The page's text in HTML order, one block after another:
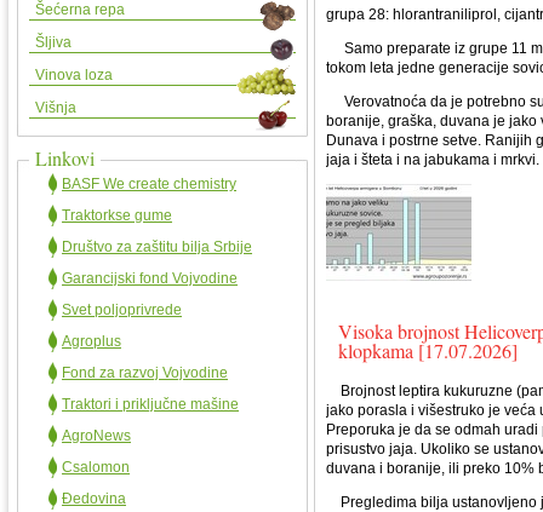
Šećerna repa
Šljiva
Vinova loza
Višnja
Linkovi
BASF We create chemistry
Traktorkse gume
Društvo za zaštitu bilja Srbije
Garancijski fond Vojvodine
Svet poljoprivrede
Agroplus
Fond za razvoj Vojvodine
Traktori i priključne mašine
AgroNews
Csalomon
Đedovina
grupa 28: hlorantraniliprol,
Samo preparate iz grupe 11
tokom leta jedne generacije
Verovatnoća da je potrebno
boranije, graška, duvana je
Dunava i postrne setve. Ranijih
jaja i šteta i na jabukama i mrkvi.
Visoka brojnost
klopkama [17.07.2026]
Brojnost leptira kukuruzne
jako porasla i višestruko je
Preporuka je da se odmah
prisustvo jaja. Ukoliko se
duvana i boranije, ili preko 10%
Pregledima bilja ustanovljeno